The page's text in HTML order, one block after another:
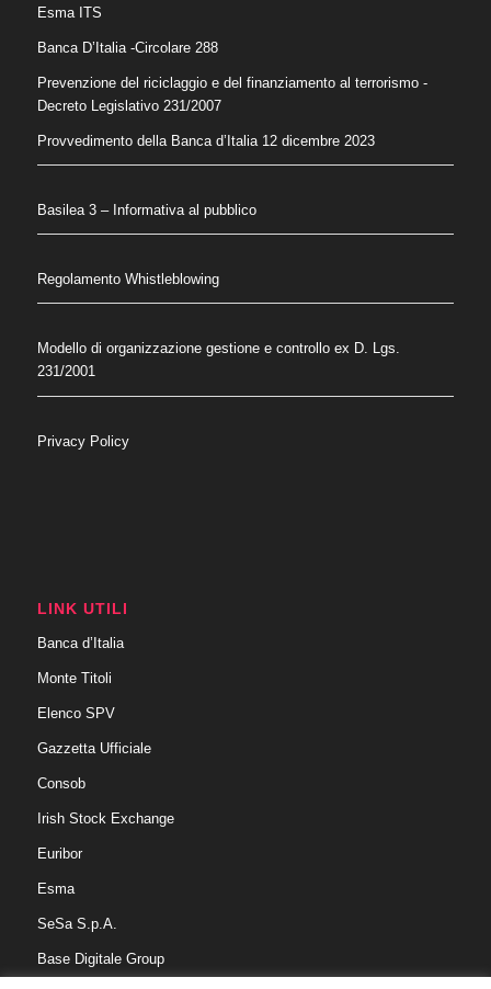
Esma ITS
Banca D’Italia -Circolare 288
Prevenzione del riciclaggio e del finanziamento al terrorismo -
Decreto Legislativo 231/2007
Provvedimento della Banca d’Italia 12 dicembre 2023
Basilea 3 – Informativa al pubblico
Regolamento Whistleblowing
Modello di organizzazione gestione e controllo ex D. Lgs.
231/2001
Privacy Policy
LINK UTILI
Banca d’Italia
Monte Titoli
Elenco SPV
Gazzetta Ufficiale
Consob
Irish Stock Exchange
Euribor
Esma
SeSa S.p.A.
Base Digitale Group